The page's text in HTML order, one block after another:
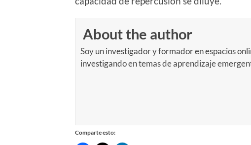
About the author
Soy un investigador y formador en espacios
investigando en temas de aprendizaje
Comparte esto: